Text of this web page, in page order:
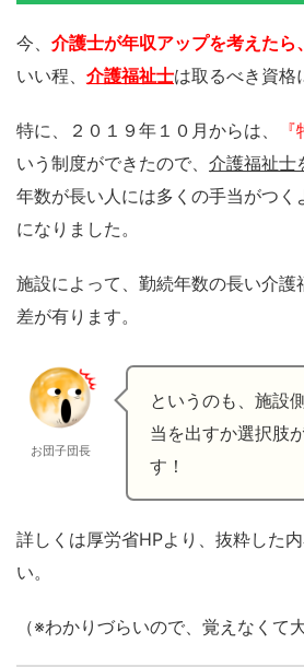
今、 介護士が年収アップを考えたら
いい程、 介護福祉士は取るべき資格
特に、２０１９年１０月からは、
いう制度ができたので、 介護福祉士
年数が長い人には多くの手当がつく
になりました。
施設によって、勤続年数の長い介護
差が有ります。
お団子団長
というのも、施設
当を出すか選択肢
す！
詳しくは厚労省HPより、抜粋した
い。
（※わかりづらいので、覚えなくて